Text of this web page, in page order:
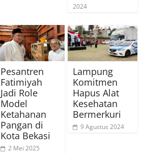
2024
Pesantren
Fatimiyah
Jadi Role
Model
Ketahanan
Pangan di
Kota Bekasi
2 Mei 2025
Lampung
Komitmen
Hapus Alat
Kesehatan
Bermerkuri
9 Agustus 2024